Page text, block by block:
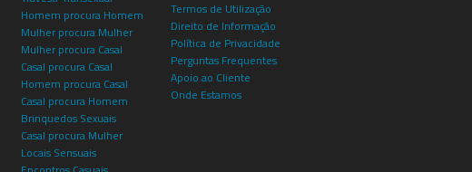
Homem procura Homem
Mulher procura Mulher
Mulher procura Casal
Casal procura Casal
Homem procura Casal
Casal procura Homem
Brinquedos Sexuais
Casal procura Mulher
Locais Sensuais
Termos de Utilização
Direito de Informação
Política de Privacidade
Perguntas Frequentes
Apoio ao Cliente
Onde Estamos